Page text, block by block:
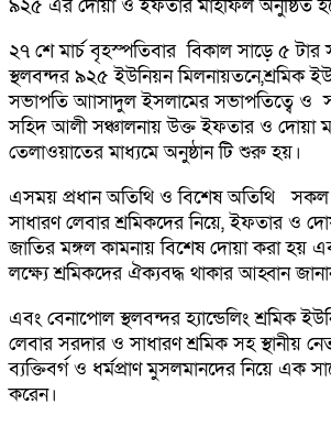
৯২৫ এর দোয়া ও ইফতার মাহফিল অনুষ্ঠিত
২৭ শে মার্চ বৃহস্পতিবার বিকাল সাড়ে ৫
স্থলবন্দর ৯২৫ ইউনিয়ন মিলনায়তনে,শ্রমিক
সভাপতি আাসাদুল ইসলামের সভাপতিত্বে ও
সহিদ আলী সঞ্চালনায় উক্ত ইফতার ও দোয়া
তেলাওয়াতের মাধ্যমে অনুষ্ঠান টি শুরু হয়।
এসময় প্রধান অতিথি ও বিশেষ অতিথি সকল
সাধারণ লেবার শ্রমিকদের নিয়ে, ইফতার ও
জাতির মঙ্গল কামনায় বিশেষ দোয়া করা হয়
লক্ষ্যে শ্রমিকদের ঐক্যবদ্ধ থাকার আহ্বান
এবং বেনাপোল স্থলবন্দর হ্যান্ডেলিং শ্রমিক
লেবার সরদার ও সাধারণ শ্রমিক সহ স্থানীয়
ব্যক্তিবর্গ ও ধর্মপ্রাণ মুসলমানদের নিয়ে এক
করেন।